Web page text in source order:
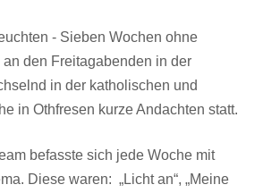
- Sieben Wochen ohne
an den Freitagabenden in der
in der katholischen und
in Othfresen kurze Andachten statt.
befasste sich jede Woche mit
Diese waren: „Licht an“, „Meine